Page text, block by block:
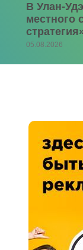
В Улан-
местного
05.08.2026